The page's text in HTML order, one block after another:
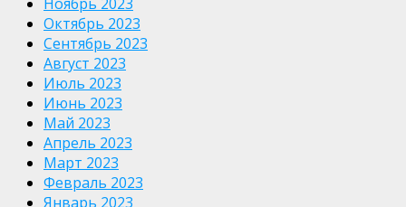
Октябрь 2023
Сентябрь 2023
Август 2023
Июль 2023
Июнь 2023
Май 2023
Апрель 2023
Март 2023
Февраль 2023
Январь 2023